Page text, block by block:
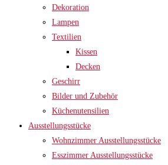
Dekoration
Lampen
Textilien
Kissen
Decken
Geschirr
Bilder und Zubehör
Küchenutensilien
Ausstellungsstücke
Wohnzimmer Ausstellungsstücke
Esszimmer Ausstellungsstücke